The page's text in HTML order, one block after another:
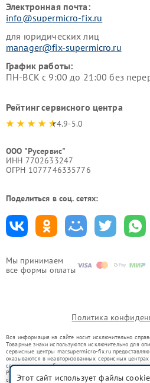
Мы принимаем
все формы оплаты
Электронная почта:
info@supermicro-fix.ru
для юридических лиц
manager@fix-supermicro.ru
График работы:
ПН-ВСК с 9:00 до 21:00 без
Рейтинг сервисного центра
4.9-5.0
ООО "Русервис"
ИНН 7702633247
ОГРН 1077746335776
Поделиться в соц. сетях:
Политика
Вся информация на сайте носит исключительно
Товарные знаки используются исключительно для
сервисные центры mar.supermicro-fix.ru
оказываются в неавторизованных сервисных
связаны с правообладателями товарных знаков или
Ремонт осуществляется для устройств, уже
со статьей 1487 ГК РФ.
Этот сайт использует файлы